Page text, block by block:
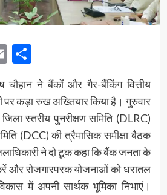
EmailShare
चौहान ने बैंकों और गैर-बैंकिंग वित्तीय
पर कड़ा रुख अख्तियार किया है। गुरुवार
स्तरीय पुनरीक्षण समिति (DLRC)
(DCC) की त्रैमासिक समीक्षा बैठक
ने दो टूक कहा कि बैंक जनता के
और रोजगारपरक योजनाओं को धरातल
में अपनी सार्थक भूमिका निभाएं।